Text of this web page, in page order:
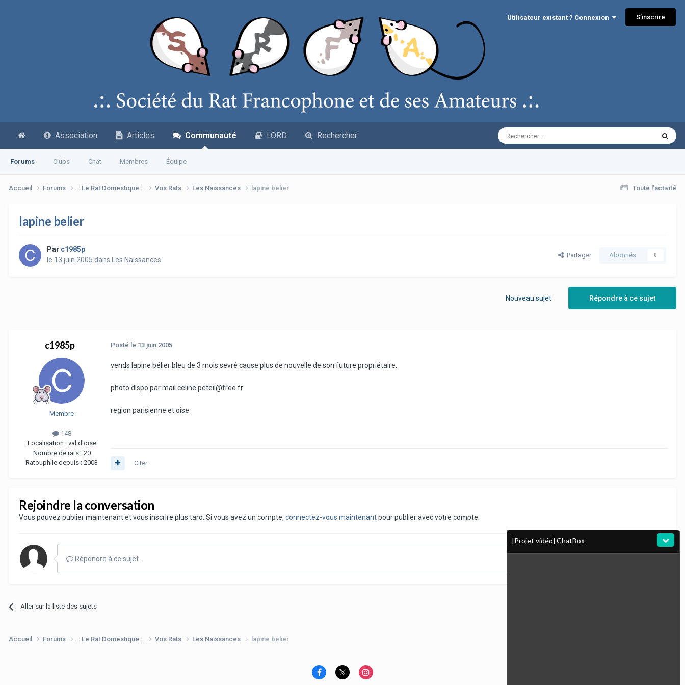
Utilisateur existant ? Connexion S’inscrire
Association Articles Communauté
Forums Clubs Chat Membres Équipe
LORD Rechercher
Toute l’activité
Accueil Forums .: Le Rat Domestique :. Vos Rats Les Naissances lapine belier
lapine belier
Par c1985p
le 13 juin 2005 dans Les Naissances
Partager Abonnés 0
Répondre à ce sujet
Nouveau sujet
c1985p
Membre
148
Localisation : val d'oise
Nombre de rats : 20
Ratouphile depuis : 2003
Posté le 13 juin 2005
vends lapine bélier bleu de 3 mois sevré cause plus de nouvelle de son future propriétaire.
photo dispo par mail celine.peteil@free.fr
region parisienne et oise
Citer
Rejoindre la conversation
Vous pouvez publier maintenant et vous inscrire plus tard. Si vous avez un compte, connectez-vous maintenantpour publier avec votre compte.
Répondre à ce sujet…
Aller sur la liste des sujets
Accueil Forums .: Le Rat Domestique :. Vos Rats Les Naissances lapine belier
[Projet vidéo] ChatBox